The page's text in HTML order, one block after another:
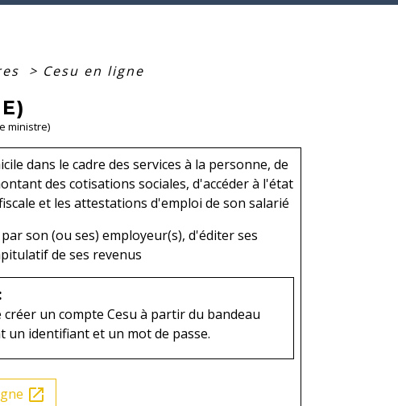
> Cesu en ligne
ministre)
dans le cadre des services à la personne, de
des cotisations sociales, d'accéder à l'état
et les attestations d'emploi de son salarié
son (ou ses) employeur(s), d'éditer ses
de ses revenus
un compte Cesu à partir du bandeau
un identifiant et un mot de passe.
open_in_new